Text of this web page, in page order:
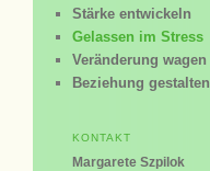
Stärke entwickeln
Gelassen im Stress
Veränderung wagen
Beziehung gestalten
KONTAKT
Margarete Szpilok